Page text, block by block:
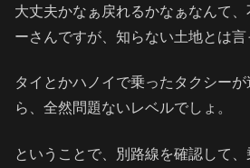
大丈夫かなぁ戻れるかなぁなんて
ーさんですが、知らない土地とは言
タイとかハノイで乗ったタクシー
ら、全然問題ないレベルでしょ。
ということで、別路線を確認して